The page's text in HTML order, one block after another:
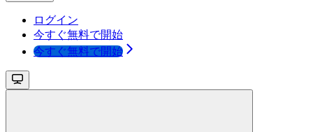
ログイン
今すぐ無料で開始
今すぐ無料で開始